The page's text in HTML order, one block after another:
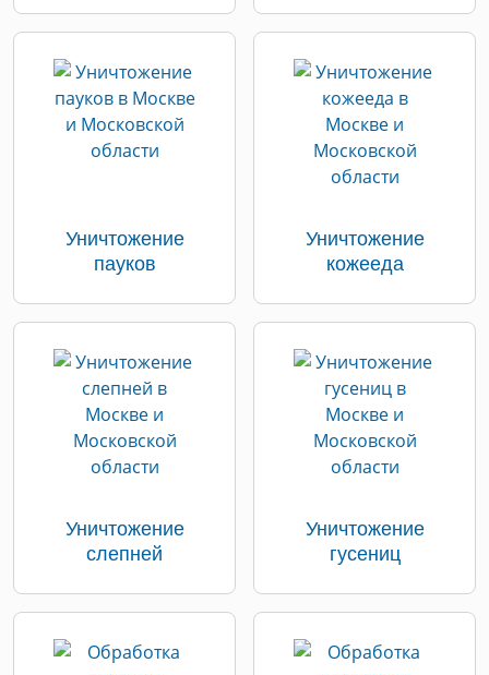
Уничтожение
пауков
Уничтожение
кожееда
Уничтожение
слепней
Уничтожение
гусениц